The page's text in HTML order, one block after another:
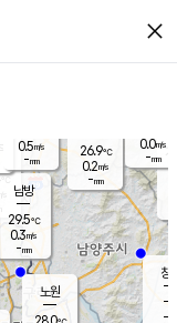
close
℃
26.9℃
0.2m/s
-mm
창
-
-m/
0.0m/s
-mm
노원
남방
29.5℃
0.3m/s
-mm
0.5m/s
-mm